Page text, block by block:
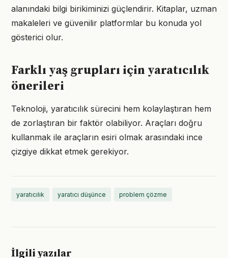
alanındaki bilgi birikiminizi güçlendirir. Kitaplar, uzman
makaleleri ve güvenilir platformlar bu konuda yol
gösterici olur.
Farklı yaş grupları için yaratıcılık
önerileri
Teknoloji, yaratıcılık sürecini hem kolaylaştıran hem
de zorlaştıran bir faktör olabiliyor. Araçları doğru
kullanmak ile araçların esiri olmak arasındaki ince
çizgiye dikkat etmek gerekiyor.
yaratıcılık yaratıcı düşünce problem çözme
İlgili yazılar